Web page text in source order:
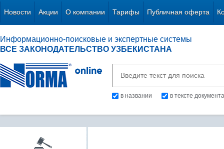
Новости Акции О компании Тарифы Публичная оферта
Информационно-поисковые и экспертные системы
ВСЕ ЗАКОНОДАТЕЛЬСТВО УЗБЕКИСТАНА
в названии в тексте документа